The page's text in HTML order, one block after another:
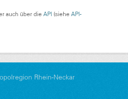
auch über die API (siehe API-
Rhein-Neckar